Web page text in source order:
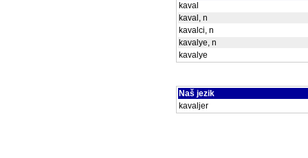
kaval
kaval, n
kavalci, n
kavalye, n
kavalye
Naš jezik
kavaljer